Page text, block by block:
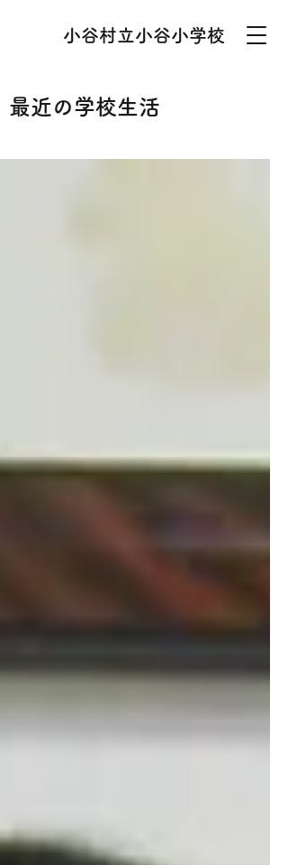
小谷村立小谷小学校
最近の学校生活